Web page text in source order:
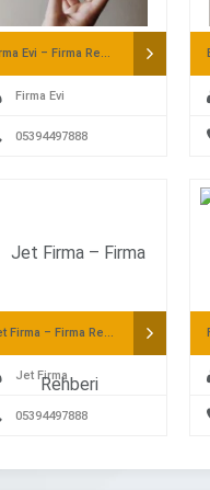
Firma Evi – Firma Rehberi
Firma Evi
05394497888
Jet Firma – Firma Rehberi
Jet Firma
05394497888